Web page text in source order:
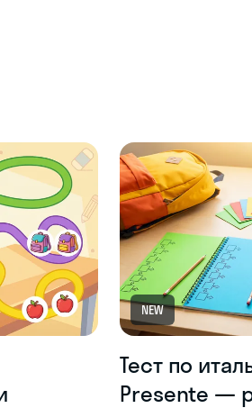
NEW
Тест по
Presente —